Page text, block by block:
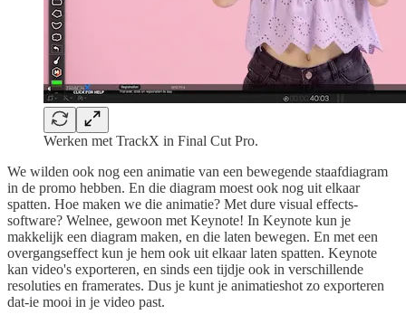
Werken met TrackX in Final Cut Pro.
We wilden ook nog een animatie van een bewegende staafdiagram
in de promo hebben. En die diagram moest ook nog uit elkaar
spatten. Hoe maken we die animatie? Met dure visual effects-
software? Welnee, gewoon met Keynote! In Keynote kun je
makkelijk een diagram maken, en die laten bewegen. En met een
overgangseffect kun je hem ook uit elkaar laten spatten. Keynote
kan video's exporteren, en sinds een tijdje ook in verschillende
resoluties en framerates. Dus je kunt je animatieshot zo exporteren
dat-ie mooi in je video past.